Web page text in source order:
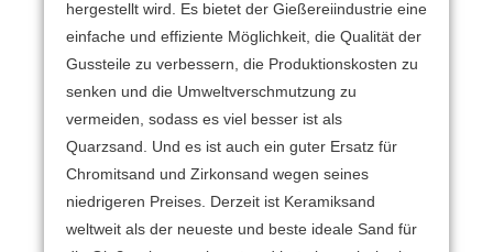
hergestellt wird. Es bietet der Gießereiindustrie eine
einfache und effiziente Möglichkeit, die Qualität der
Gussteile zu verbessern, die Produktionskosten zu
senken und die Umweltverschmutzung zu
vermeiden, sodass es viel besser ist als
Quarzsand. Und es ist auch ein guter Ersatz für
Chromitsand und Zirkonsand wegen seines
niedrigeren Preises. Derzeit ist Keramiksand
weltweit als der neueste und beste ideale Sand für